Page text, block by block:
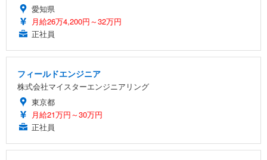
愛知県
月給26万4,200円～32万円
正社員
フィールドエンジニア
株式会社マイスターエンジニアリング
東京都
月給21万円～30万円
正社員